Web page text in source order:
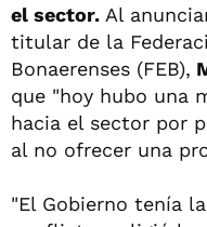
el sector. Al
titular de la
Bonaerenses (FEB),
que "hoy hubo una
hacia el sector por
al no ofrecer una
"El Gobierno tenía